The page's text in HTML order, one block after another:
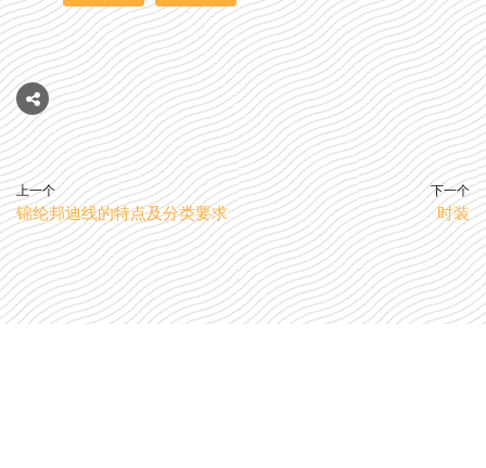
上一个
锦纶邦迪线的特点及分类要求
下一个
时装